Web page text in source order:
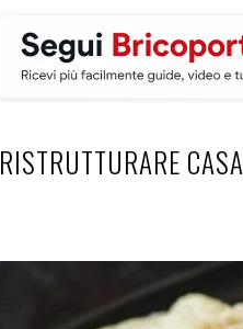
RISTRUTTURARE CASA